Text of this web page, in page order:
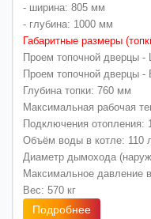
- ширина: 805 мм
- глубина: 1000 мм
Габаритные размеры
Проем топочной дверцы
Проем топочной дверцы -
Глубина топки: 760 мм
Максимальная рабочая
Подключения отопления:
Объём воды в котле: 110
Диаметр дымохода
Максимальное давление
Вес: 570 кг
Подробнее